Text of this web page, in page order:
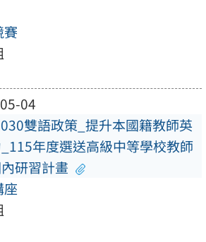
賽
04
雙語政策_提升本國籍教師英
年度選送高級中等學校教師
研習計畫
座